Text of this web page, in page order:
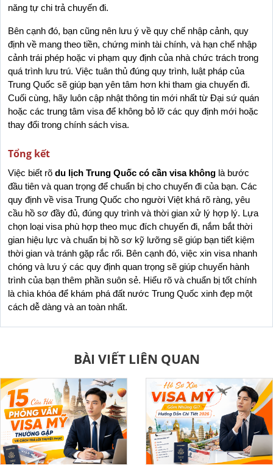
năng tự chi trả chuyến đi.
Bên cạnh đó, bạn cũng nên lưu ý về quy chế nhập cảnh, quy
định về mang theo tiền, chứng minh tài chính, và hạn chế nhập
cảnh trái phép hoặc vi phạm quy định của nhà chức trách trong
quá trình lưu trú. Việc tuân thủ đúng quy trình, luật pháp của
Trung Quốc sẽ giúp bạn yên tâm hơn khi tham gia chuyến đi.
Cuối cùng, hãy luôn cập nhật thông tin mới nhất từ Đại sứ quán
hoặc các trung tâm visa để không bỏ lỡ các quy định mới hoặc
thay đổi trong chính sách visa.
Tổng kết
Việc biết rõ du lịch Trung Quốc có cần visa không là bước
đầu tiên và quan trọng để chuẩn bị cho chuyến đi của bạn. Các
quy định về visa Trung Quốc cho người Việt khá rõ ràng, yêu
cầu hồ sơ đầy đủ, đúng quy trình và thời gian xử lý hợp lý. Lựa
chọn loại visa phù hợp theo mục đích chuyến đi, nắm bắt thời
gian hiệu lực và chuẩn bị hồ sơ kỹ lưỡng sẽ giúp bạn tiết kiệm
thời gian và tránh gặp rắc rối. Bên cạnh đó, việc xin visa nhanh
chóng và lưu ý các quy định quan trọng sẽ giúp chuyến hành
trình của bạn thêm phần suôn sẻ. Hiểu rõ và chuẩn bị tốt chính
là chìa khóa để khám phá đất nước Trung Quốc xinh đẹp một
cách dễ dàng và an toàn nhất.
BÀI VIẾT LIÊN QUAN